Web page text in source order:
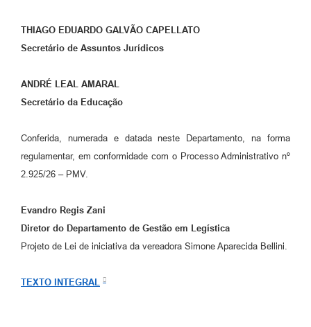
THIAGO EDUARDO GALVÃO CAPELLATO
Secretário de Assuntos Jurídicos
ANDRÉ LEAL AMARAL
Secretário da Educação
Conferida, numerada e datada neste Departamento, na forma
regulamentar, em conformidade com o Processo Administrativo nº
2.925/26 – PMV.
Evandro Regis Zani
Diretor do Departamento de Gestão em Legística
Projeto de Lei de iniciativa da vereadora Simone Aparecida Bellini.
TEXTO INTEGRAL